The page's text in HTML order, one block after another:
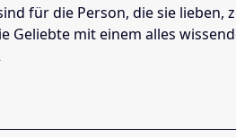
für die Person, die sie
Geliebte mit einem alles